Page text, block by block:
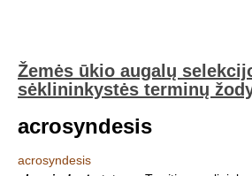
Žemės ūkio augalų
sėklininkystės terminų
acrosyndesis
acrosyndesis